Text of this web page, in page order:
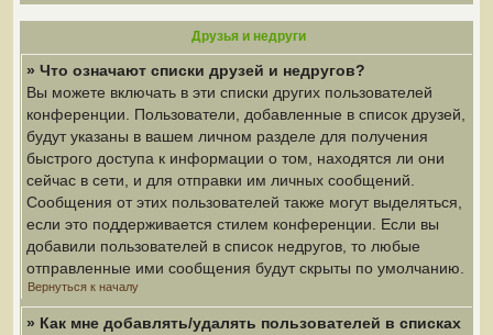
Друзья и недруги
» Что означают списки друзей и недругов?
Вы можете включать в эти списки других пользователей
конференции. Пользователи, добавленные в список друзей,
будут указаны в вашем личном разделе для получения
быстрого доступа к информации о том, находятся ли они
сейчас в сети, и для отправки им личных сообщений.
Сообщения от этих пользователей также могут выделяться,
если это поддерживается стилем конференции. Если вы
добавили пользователей в список недругов, то любые
отправленные ими сообщения будут скрыты по умолчанию.
Вернуться к началу
» Как мне добавлять/удалять пользователей в списках